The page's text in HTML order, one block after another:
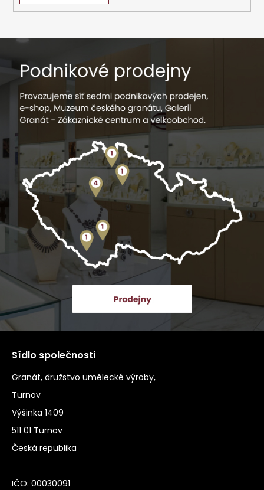
Sídlo společnosti
Granát, družstvo umělecké výroby,
Turnov
Výšinka 1409
511 01 Turnov
Česká republika
IČO: 00030091